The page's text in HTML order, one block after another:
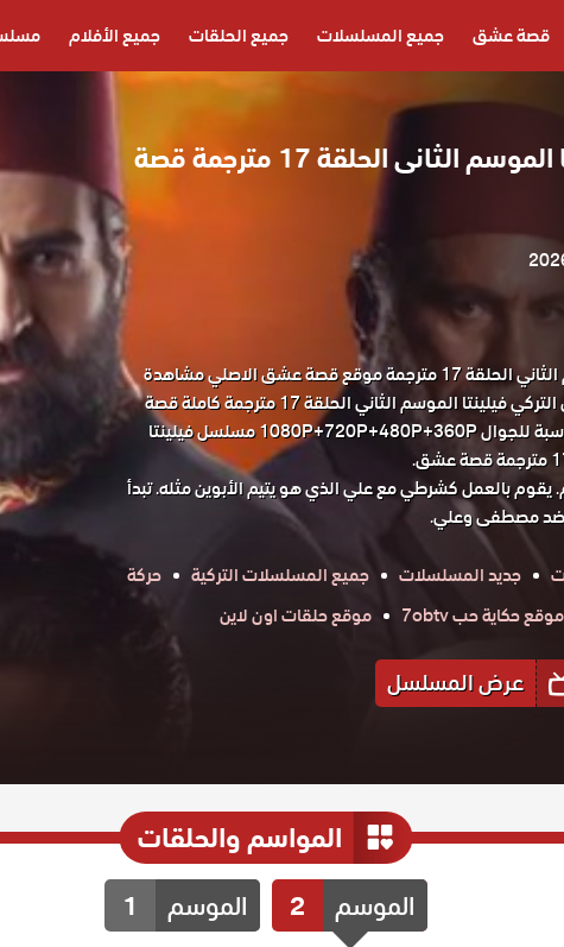
قصة عشق جميع المسلسلات جميع الحلقات جميع الأفلام
مسلسل فيلينتا الموسم الثانى الحلقة 17 مترجمة قصة
مسلسل فيلينتا الموسم الثاني الحلقة 17 مترجمة موقع قصة عشق الاصلي مشاهدة
وتحميل حصريا المسلسل التركي فيلينتا الموسم الثاني الحلقة 17 مترجمة كاملة قصة
عشق باكثر من جودة مناسبة للجوال 1080P+720P+480P+360P مسلسل فيلينتا
بالعمل كشرطي مع علي الذي هو يتيم الأبوين مثله. تبدأ
ضد مصطفى وعلي.
جديد المسلسلات جميع المسلسلات التركية
حركة
موقع حكاية حب 7obtv موقع حلقات اون لاين
عرض المسلسل
المواسم والحلقات
الموسم 2 الموسم 1